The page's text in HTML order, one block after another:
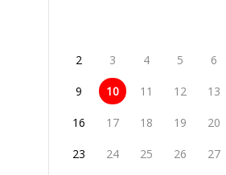
2 3 4 5 6
9 10 11 12 13
16 17 18 19 20
23 24 25 26 27